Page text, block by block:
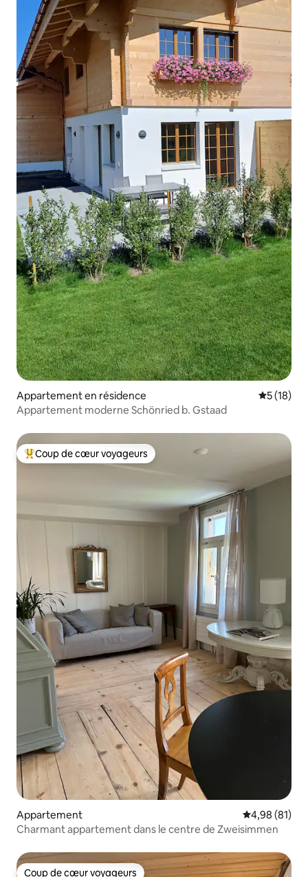
Appartement en résidence
5 (18)
Appartement moderne Schönried b. Gstaad
Coups de cœur voyageurs les plus appréciés
Coup de cœur voyageurs
Appartement Évaluation
4,98 (81)
Charmant appartement dans le centre de Zweisimmen
Coup de cœur voyageurs